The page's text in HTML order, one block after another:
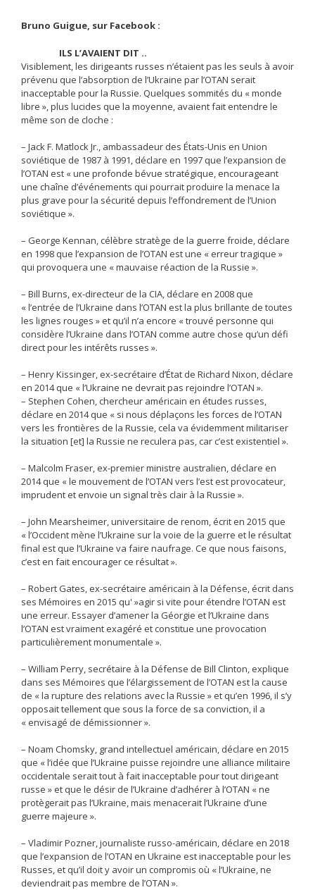
Bruno Guigue, sur Facebook :
ILS L’AVAIENT DIT ..
Visiblement, les dirigeants russes n’étaient pas les seuls à avoir
prévenu que l’absorption de l’Ukraine par l’OTAN serait
inacceptable pour la Russie. Quelques sommités du « monde
libre », plus lucides que la moyenne, avaient fait entendre le
même son de cloche :
– Jack F. Matlock Jr., ambassadeur des États-Unis en Union
soviétique de 1987 à 1991, déclare en 1997 que l’expansion de
l’OTAN est « une profonde bévue stratégique, encourageant
une chaîne d’événements qui pourrait produire la menace la
plus grave pour la sécurité depuis l’effondrement de l’Union
soviétique ».
– George Kennan, célèbre stratège de la guerre froide, déclare
en 1998 que l’expansion de l’OTAN est une « erreur tragique »
qui provoquera une « mauvaise réaction de la Russie ».
– Bill Burns, ex-directeur de la CIA, déclare en 2008 que
« l’entrée de l’Ukraine dans l’OTAN est la plus brillante de toutes
les lignes rouges » et qu’il n’a encore « trouvé personne qui
considère l’Ukraine dans l’OTAN comme autre chose qu’un défi
direct pour les intérêts russes ».
– Henry Kissinger, ex-secrétaire d’État de Richard Nixon, déclare
en 2014 que « l’Ukraine ne devrait pas rejoindre l’OTAN ».
– Stephen Cohen, chercheur américain en études russes,
déclare en 2014 que « si nous déplaçons les forces de l’OTAN
vers les frontières de la Russie, cela va évidemment militariser
la situation [et] la Russie ne reculera pas, car c’est existentiel ».
– Malcolm Fraser, ex-premier ministre australien, déclare en
2014 que « le mouvement de l’OTAN vers l’est est provocateur,
imprudent et envoie un signal très clair à la Russie ».
– John Mearsheimer, universitaire de renom, écrit en 2015 que
« l’Occident mène l’Ukraine sur la voie de la guerre et le résultat
final est que l’Ukraine va faire naufrage. Ce que nous faisons,
c’est en fait encourager ce résultat ».
– Robert Gates, ex-secrétaire américain à la Défense, écrit dans
ses Mémoires en 2015 qu' »agir si vite pour étendre l’OTAN est
une erreur. Essayer d’amener la Géorgie et l’Ukraine dans
l’OTAN est vraiment exagéré et constitue une provocation
particulièrement monumentale ».
– William Perry, secrétaire à la Défense de Bill Clinton, explique
dans ses Mémoires que l’élargissement de l’OTAN est la cause
de « la rupture des relations avec la Russie » et qu’en 1996, il s’y
opposait tellement que sous la force de sa conviction, il a
« envisagé de démissionner ».
– Noam Chomsky, grand intellectuel américain, déclare en 2015
que « l’idée que l’Ukraine puisse rejoindre une alliance militaire
occidentale serait tout à fait inacceptable pour tout dirigeant
russe » et que le désir de l’Ukraine d’adhérer à l’OTAN « ne
protègerait pas l’Ukraine, mais menacerait l’Ukraine d’une
guerre majeure ».
– Vladimir Pozner, journaliste russo-américain, déclare en 2018
que l’expansion de l’OTAN en Ukraine est inacceptable pour les
Russes, et qu’il doit y avoir un compromis où « l’Ukraine, ne
deviendrait pas membre de l’OTAN ».